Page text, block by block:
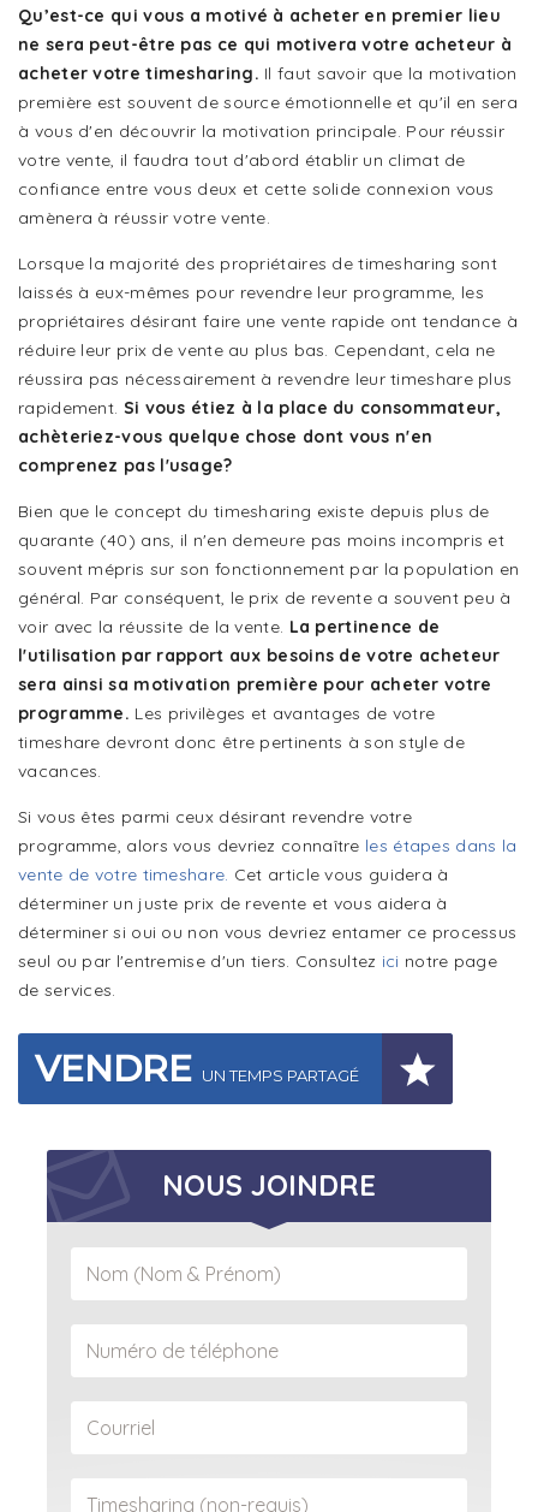
Qu’est-ce qui vous a motivé à acheter en premier lieu
ne sera peut-être pas ce qui motivera votre acheteur à
acheter votre timesharing. Il faut savoir que la motivation
première est souvent de source émotionnelle et qu'il en sera
à vous d'en découvrir la motivation principale. Pour réussir
votre vente, il faudra tout d'abord établir un climat de
confiance entre vous deux et cette solide connexion vous
amènera à réussir votre vente.
Lorsque la majorité des propriétaires de timesharing sont
laissés à eux-mêmes pour revendre leur programme, les
propriétaires désirant faire une vente rapide ont tendance à
réduire leur prix de vente au plus bas. Cependant, cela ne
réussira pas nécessairement à revendre leur timeshare plus
rapidement. Si vous étiez à la place du consommateur,
achèteriez-vous quelque chose dont vous n'en
comprenez pas l'usage?
Bien que le concept du timesharing existe depuis plus de
quarante (40) ans, il n'en demeure pas moins incompris et
souvent mépris sur son fonctionnement par la population en
général. Par conséquent, le prix de revente a souvent peu à
voir avec la réussite de la vente. La pertinence de
l'utilisation par rapport aux besoins de votre acheteur
sera ainsi sa motivation première pour acheter votre
programme. Les privilèges et avantages de votre
timeshare devront donc être pertinents à son style de
vacances.
Si vous êtes parmi ceux désirant revendre votre
programme, alors vous devriez connaître les étapes dans la
vente de votre timeshare. Cet article vous guidera à
déterminer un juste prix de revente et vous aidera à
déterminer si oui ou non vous devriez entamer ce processus
seul ou par l'entremise d'un tiers. Consultez ici notre page
de services.
VENDRE UN TEMPS PARTAGÉ
NOUS JOINDRE